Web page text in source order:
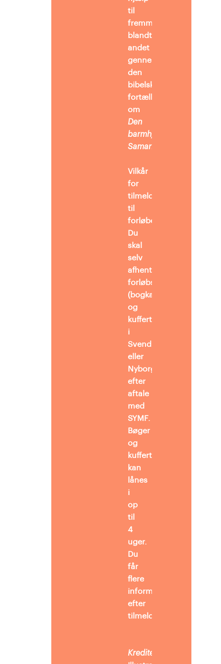
til
fremmede,
blandt
andet
gennem
den
bibelske
fortælling
om
Den
barmhjertige
Samaritaner
Vilkår
for
tilmelding
til
forløbet
Du
skal
selv
afhente
forløbsmaterialer
(bogkasser
og
kuffert)
i
Svendborg
eller
Nyborg
efter
aftale
med
SYMF.
Bøger
og
kuffert
kan
lånes
i
op
til
4
uger.
Du
får
flere
informationer
efter
tilmelding.
Kreditering